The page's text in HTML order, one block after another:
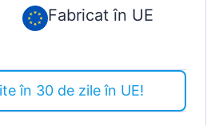
Fabricat în UE
în 30 de zile în UE!